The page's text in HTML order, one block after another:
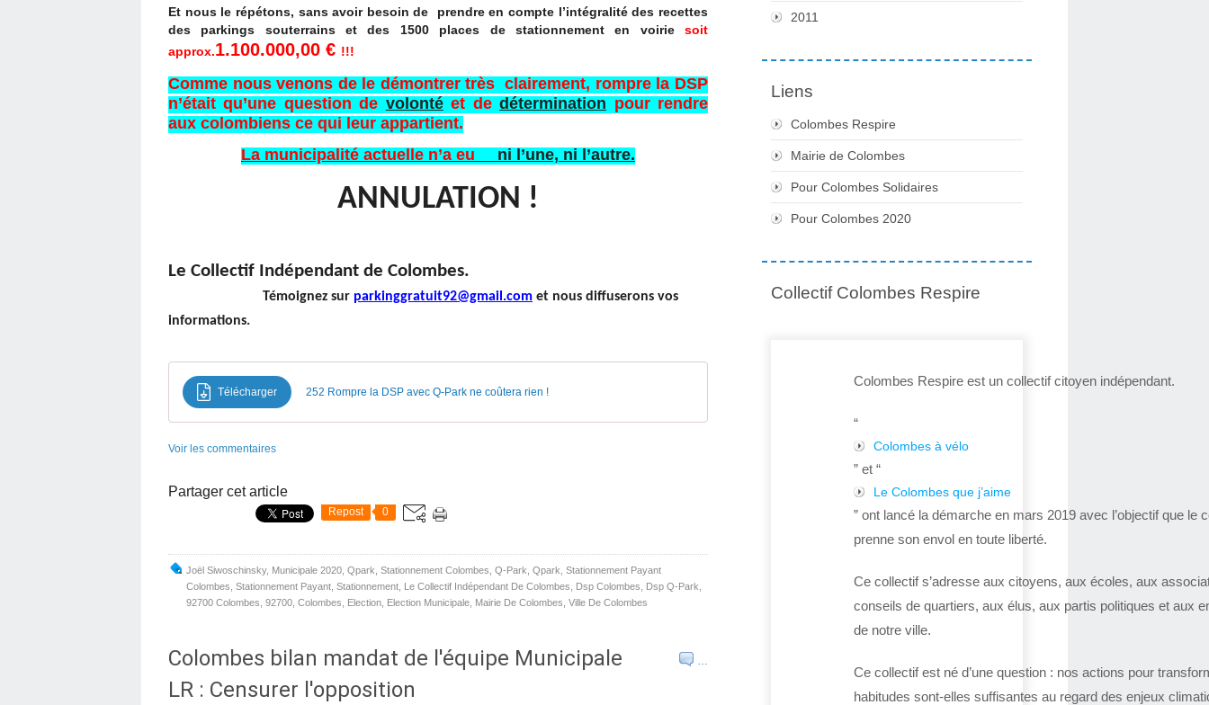
Et nous le répétons, sans avoir besoin de prendre en compte l’intégralité des recettes
des parkings souterrains et des 1500 places de stationnement en voirie soit
approx.1.100.000,00 € !!!
Comme nous venons de le démontrer très clairement, rompre la DSP
n’était qu’une question de volontéet dedétermination pour rendre
aux colombiens ce qui leur appartient.
La municipalité actuelle n’a eu ni l’une, ni l’autre.
ANNULATION !
Le Collectif Indépendant de Colombes.
Témoignez sur parkinggratuit92@gmail.com et nous diffuserons vos
informations.
Télécharger 252 Rompre la DSP avec Q-Park ne coûtera rien !
Voir les commentaires
Partager cet article
Repost 0
Joël Siwoschinsky, Municipale 2020 Qpark Stationnement Colombes Q-Park Qpark Stationnement Payant
Colombes Stationnement Payant Stationnement Le Collectif Indépendant De Colombes Dsp Colombes Dsp Q-Park
92700 Colombes 92700 Colombes Election Election Municipale Mairie De Colombes Ville De Colombes
…
Colombes bilan mandat de l'équipe Municipale
LR : Censurer l'opposition
2011
Liens
Colombes Respire
Mairie de Colombes
Pour Colombes Solidaires
Pour Colombes 2020
Collectif Colombes Respire
Colombes Respire est un collectif citoyen indépendant.
“
Colombes à vélo
” et “
Le Colombes que j’aime
” ont lancé la démarche en mars 2019 avec l’objectif que le
prenne son envol en toute liberté.
Ce collectif s’adresse aux citoyens, aux écoles, aux
conseils de quartiers, aux élus, aux partis politiques et aux
de notre ville.
Ce collectif est né d’une question : nos actions pour
habitudes sont-elles suffisantes au regard des enjeux